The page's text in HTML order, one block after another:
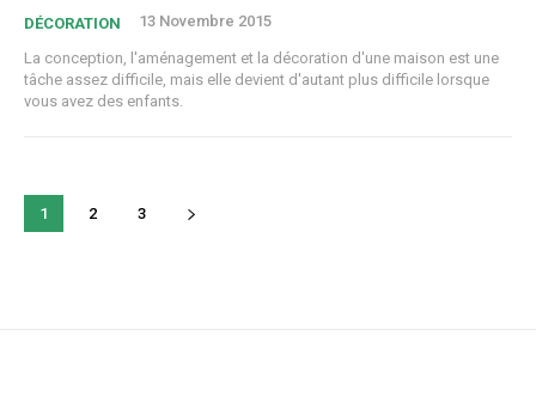
DÉCORATION 13 Novembre 2015
La conception, l'aménagement et la décoration d'une maison est une
tâche assez difficile, mais elle devient d'autant plus difficile lorsque
vous avez des enfants.
1 2 3